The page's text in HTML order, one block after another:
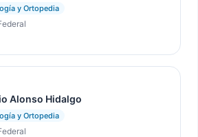
y Ortopedia
Alonso Hidalgo
y Ortopedia